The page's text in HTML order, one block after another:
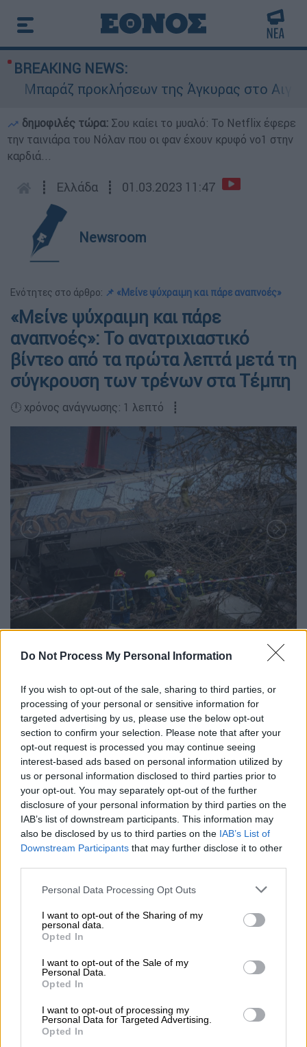
Do Not Process My Personal Information
If you wish to opt-out of the sale, sharing to third parties, or
processing of your personal or sensitive information for
targeted advertising by us, please use the below opt-out
section to confirm your selection. Please note that after your
opt-out request is processed you may continue seeing
interest-based ads based on personal information utilized by
us or personal information disclosed to third parties prior to
your opt-out. You may separately opt-out of the further
disclosure of your personal information by third parties on the
IAB’s list of downstream participants. This information may
also be disclosed by us to third parties on the IAB’s List of
Downstream Participants that may further disclose it to other
Please note that this website/app uses one or more Google
not limited to your visit or usage behaviour. You may click to
grant or deny consent to Google and its third-party tags to
use your data for below specified purposes in below Google
consent section.
Personal Data Processing Opt Outs
I want to opt-out of the Sharing of my
personal data.
Opted In
I want to opt-out of the Sale of my
Personal Data.
Opted In
I want to opt-out of processing my
Personal Data for Targeted Advertising.
Opted In
BREAKING NEWS:
Μπαράζ προκλήσεων της Άγκυρας στο Αιγαίο:
δημοφιλές τώρα: Σου καίει το μυαλό: Το Netflix έφερε
την ταινιάρα του Νόλαν που οι φαν έχουν κρυφό νο1 στην
καρδιά...
┋ Ελλάδα ┋ 01.03.2023 11:47
Newsroom
Ενότητες στο άρθρο: 📌 «Μείνε ψύχραιμη και πάρε αναπνοές»
«Μείνε ψύχραιμη και πάρε
αναπνοές»: Το ανατριχιαστικό
βίντεο από τα πρώτα λεπτά μετά τη
σύγκρουση των τρένων στα Τέμπη
🕛 χρόνος ανάγνωσης: 1 λεπτό ┋
Προσθέστε το ΕΘΝΟΣ στη Google
Το γύρο του Διαδικτύου κάνει βίντεο λίγο
μετά τησύγκρουση των δυο τρένων στα
Τέμπη που σημειώθηκε αργά το βράδυ της
Τρίτης στοιχίζοντας τη ζωή τουλάχιστον 36
ανθρώπων. Το βίντεο δείχνει τις στιγμές
πανικού και τρόμου που έζησαν οι
επιβαίνοντεςανάμεσα σε συντρίμμια,
φλόγες και καπνούς.